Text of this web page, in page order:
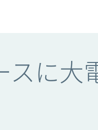
スに大